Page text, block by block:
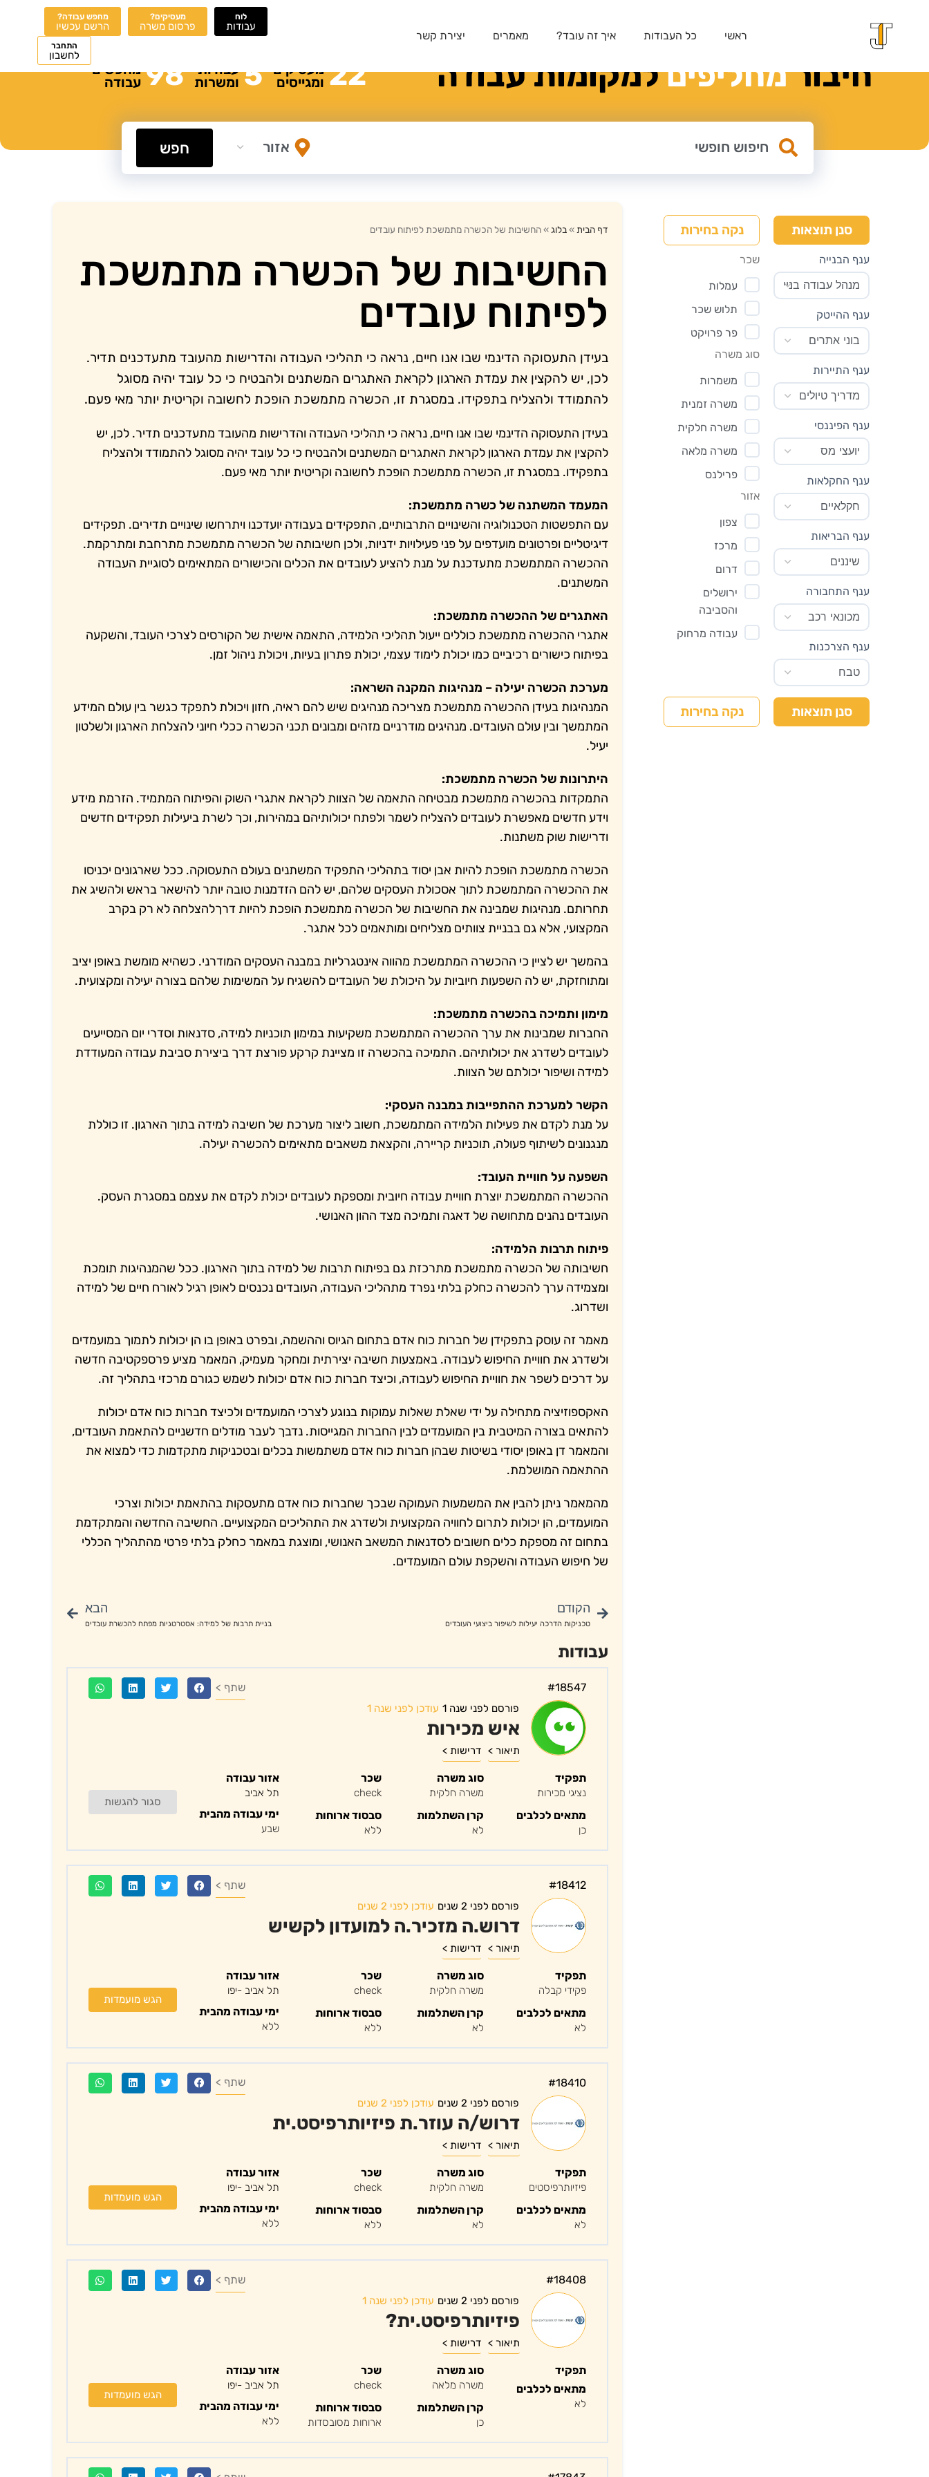
ראשי כל העבודות איך זה עובד? מאמרים יצירת קשר
לוח
עבודות
מעסיקים?
פרסום משרה
מחפש עבודה?
הרשם עכשיו
התחבר
לחשבון חיבורמחליפיםלמקומותעבודה 22 מעסיקים
ומגייסים 5 עבודות
ומשרות 98 מחפשים
עבודה
חפש
סנן תוצאות נקה בחירות
ענף הבנייה
ענף ההייטק
ענף התיירות
ענף הפיננסי
ענף החקלאות
ענף הבריאות
ענף התחבורה
ענף הצרכנות
שכר
עמלות
תלוש שכר
פר פרויקט
סוג משרה
משמרות
משרה זמנית
משרה חלקית
משרה מלאה
פרילנס
אזור
צפון
מרכז
דרום
ירושלים
והסביבה
עבודה מרחוק
סנן תוצאות נקה בחירות
דף הבית »בלוג »החשיבות של הכשרה מתמשכת לפיתוח עובדים
החשיבות של הכשרה מתמשכת
לפיתוח עובדים
בעידן התעסוקה הדינמי שבו אנו חיים, נראה כי תהליכי העבודה והדרישות מהעובד מתעדכנים תדיר.
לכן, יש להקצין את עמדת הארגון לקראת האתגרים המשתנים ולהבטיח כי כל עובד יהיה מסוגל
להתמודד ולהצליח בתפקידו. במסגרת זו, הכשרה מתמשכת הופכת לחשובה וקריטית יותר מאי פעם.
בעידן התעסוקה הדינמי שבו אנו חיים, נראה כי תהליכי העבודה והדרישות מהעובד מתעדכנים תדיר. לכן, יש
להקצין את עמדת הארגון לקראת האתגרים המשתנים ולהבטיח כי כל עובד יהיה מסוגל להתמודד ולהצליח
בתפקידו. במסגרת זו, הכשרה מתמשכת הופכת לחשובה וקריטית יותר מאי פעם.
המעמד המשתנה של כשרה מתמשכת:
עם התפשטות הטכנולוגיה והשינויים התרבותיים, התפקידים בעבודה יועדכנו ויתרחשו שינויים תדירים. תפקידים
דיגיטליים ופרטונים מועדפים על פני פעילויות ידניות, ולכן חשיבותה של הכשרה מתמשכת מתרחבת ומתרקמת.
ההכשרה המתמשכת מתעדכנת על מנת להציע לעובדים את הכלים והכישורים המתאימים לסוגיית העבודה
המשתנים.
האתגרים של ההכשרה מתמשכת:
אתגרי ההכשרה מתמשכת כוללים ייעול תהליכי הלמידה, התאמה אישית של הקורסים לצרכי העובד, והשקעה
בפיתוח כישורים רכיביים כמו יכולת לימוד עצמי, יכולת פתרון בעיות, ויכולת ניהול זמן.
מערכת הכשרה יעילה – מנהיגות המקנה השראה:
המנהיגות בעידן ההכשרה מתמשכת מצריכה מנהיגים שיש להם ראיה, חזון ויכולת לתפקד כגשר בין עולם המידע
המתמשך ובין עולם העובדים. מנהיגים מודרניים מזהים ומבונים תכני הכשרה ככלי חיוני להצלחת הארגון ולשלטון
יעיל.
היתרונות של הכשרה מתמשכת:
התמקדות בהכשרה מתמשכת מבטיחה התאמה של הצוות לקראת אתגרי השוק והפיתוח המתמיד. הזרמת מידע
וידע חדשים מאפשרת לעובדים להצליח לשמר ולפתח יכולותיהם במהירות, וכך לשרת ביעילות תפקידים חדשים
ודרישות שוק משתנות.
הכשרה מתמשכת הופכת להיות אבן יסוד בתהליכי התפקיד המשתנים בעולם התעסוקה. ככל שארגונים יכניסו
את ההכשרה המתמשכת לתוך אסכולת העסקים שלהם, יש להם הזדמנות טובה יותר להישאר בראש ולהשיג את
תחרותם. מנהיגות שמבינה את החשיבות של הכשרה מתמשכת הופכת להיות דרךלהצלחה לא רק בקרב
המקצועי, אלא גם בבניית צוותים מצליחים ומותאמים לכל אתגר.
בהמשך יש לציין כי ההכשרה המתמשכת מהווה אינטגרליות במבנה העסקים המודרני. כשהיא מומשת באופן יציב
ומתוחזקת, יש לה השפעות חיוביות על היכולת של העובדים להשגיח על המשימות שלהם בצורה יעילה ומקצועית.
מימון ותמיכה בהכשרה מתמשכת:
החברות שמבינות את ערך ההכשרה המתמשכת משקיעות במימון תוכניות למידה, סדנאות וסדרי יום המסייעים
לעובדים לשדרג את יכולותיהם. התמיכה בהכשרה זו מציינת קרקע פורצת דרך ביצירת סביבת עבודה המעודדת
למידה ושיפור יכולתם של הצוות.
הקשר למערכת ההתפייבות במבנה העסקי:
על מנת לקדם את פעילות הלמידה המתמשכת, חשוב ליצור מערכת של חשיבה למידה בתוך הארגון. זו כוללת
מנגנונים לשיתוף פעולה, תוכניות קריירה, והקצאת משאבים מתאימים להכשרה יעילה.
השפעה על חוויית העובד:
ההכשרה המתמשכת יוצרת חוויית עבודה חיובית ומספקת לעובדים יכולת לקדם את עצמם במסגרת העסק.
העובדים נהנים מתחושה של דאגה ותמיכה מצד ההון האנושי.
פיתוח תרבות הלמידה:
חשיבותה של הכשרה מתמשכת מתרכזת גם בפיתוח תרבות של למידה בתוך הארגון. ככל שהמנהיגות תומכת
ומצמידה ערך להכשרה כחלק בלתי נפרד מתהליכי העבודה, העובדים נכנסים לאופן רגיל לאורח חיים של למידה
ושדרוג.
מאמר זה עוסק בתפקידן של חברות כוח אדם בתחום הגיוס וההשמה, ובפרט באופן בו הן יכולות לתמוך במועמדים
ולשדרג את חוויית החיפוש לעבודה. באמצעות חשיבה יצירתית ומחקר מעמיק, המאמר מציע פרספקטיבה חדשה
על דרכים לשפר את חוויית החיפוש לעבודה, וכיצד חברות כוח אדם יכולות לשמש כגורם מרכזי בתהליך זה.
האקספוזיציה מתחילה על ידי שאלת שאלות עמוקות בנוגע לצרכי המועמדים ולכיצד חברות כוח אדם יכולות
להתאים בצורה המיטבית בין המועמדים לבין החברות המגייסות. נדבך לעבר מודלים חדשניים להתאמת העובדים,
והמאמר דן באופן יסודי בשיטות שבהן חברות כוח אדם משתמשות בכלים ובטכניקות מתקדמות כדי למצוא את
ההתאמה המושלמת.
מהמאמר ניתן להבין את המשמעות העמוקה שבכך שחברות כוח אדם מתעסקות בהתאמת יכולות וצרכי
המועמדים, הן יכולות לתרום לחוויה המקצועית ולשדרג את התהליכים המקצועיים. החשיבה החדשה והמתקדמת
בתחום זה מספקת כלים חשובים לסדנאות המשאב האנושי, ומוצגת במאמר כחלק בלתי פרטי מהתהליך הכללי
של חיפוש העבודה והשקפת עולם המועמדים.
הקודם
טכניקות הדרכה יעילות לשיפור ביצועי העובדים
הבא
בניית תרבות של למידה: אסטרטגיות מפתח להכשרת עובדים
עבודות
#18547 שתף >
פורסם לפני שנה 1 עודכן לפני שנה 1
איש מכירות
תיאור > דרישות >
תפקיד
נציגי מכירות
מתאים לכלבים
כן
סוג משרה
משרה חלקית
קרן השתלמות
לא
שכר
check
סבסוד ארוחות
ללא
אזור עבודה
תל אביב
ימי עבודה מהבית
שבע
סגור להגשות
#18412 שתף >
פורסם לפני 2 שנים עודכן לפני 2 שנים
דרוש.ה מזכיר.ה למועדון לקשיש
תיאור > דרישות >
תפקיד
פקידי קבלה
מתאים לכלבים
לא
סוג משרה
משרה חלקית
קרן השתלמות
לא
שכר
check
סבסוד ארוחות
ללא
אזור עבודה
תל אביב -יפו
ימי עבודה מהבית
ללא
הגש מועמדות
#18410 שתף >
פורסם לפני 2 שנים עודכן לפני 2 שנים
דרוש/ה עוזר.ת פיזיותרפיסט.ית
תיאור > דרישות >
תפקיד
פיזיותרפיסטים
מתאים לכלבים
לא
סוג משרה
משרה חלקית
קרן השתלמות
לא
שכר
check
סבסוד ארוחות
ללא
אזור עבודה
תל אביב -יפו
ימי עבודה מהבית
ללא
הגש מועמדות
#18408 שתף >
פורסם לפני 2 שנים עודכן לפני שנה 1
פיזיותרפיסט.ית?
תיאור > דרישות >
תפקיד
מתאים לכלבים
לא
סוג משרה
משרה מלאה
קרן השתלמות
כן
שכר
check
סבסוד ארוחות
ארוחות מסובסדות
אזור עבודה
תל אביב -יפו
ימי עבודה מהבית
ללא
הגש מועמדות